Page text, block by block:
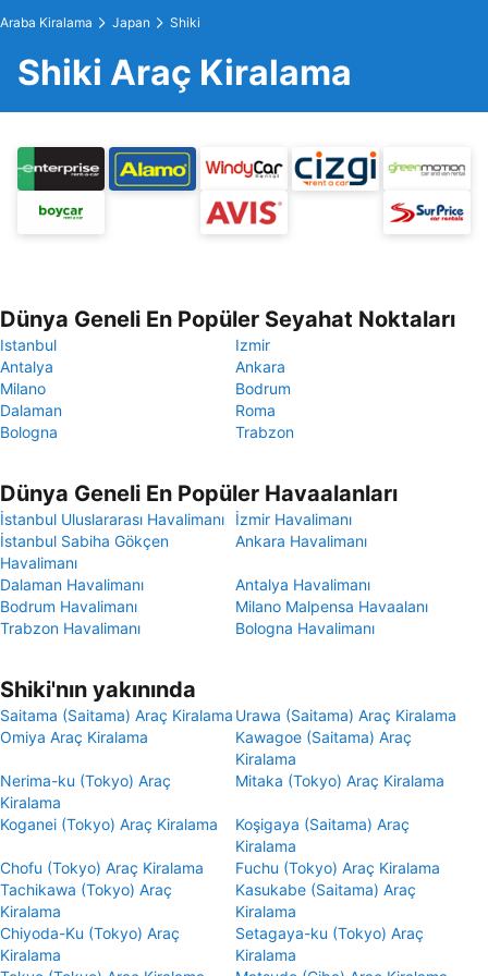
Araba Kiralama Japan Shiki
Shiki Araç Kiralama
Dünya Geneli En Popüler Seyahat Noktaları
Istanbul
Izmir
Antalya
Ankara
Milano
Bodrum
Dalaman
Roma
Bologna
Trabzon
Dünya Geneli En Popüler Havaalanları
İstanbul Uluslararası Havalimanı
İzmir Havalimanı
İstanbul Sabiha Gökçen
Havalimanı
Ankara Havalimanı
Dalaman Havalimanı
Antalya Havalimanı
Bodrum Havalimanı
Milano Malpensa Havaalanı
Trabzon Havalimanı
Bologna Havalimanı
Shiki'nın yakınında
Saitama (Saitama) Araç Kiralama Urawa (Saitama) Araç Kiralama
Omiya Araç Kiralama
Kawagoe (Saitama) Araç
Kiralama
Nerima-ku (Tokyo) Araç
Kiralama
Mitaka (Tokyo) Araç Kiralama
Koganei (Tokyo) Araç Kiralama
Koşigaya (Saitama) Araç
Kiralama
Chofu (Tokyo) Araç Kiralama
Fuchu (Tokyo) Araç Kiralama
Tachikawa (Tokyo) Araç
Kiralama
Kasukabe (Saitama) Araç
Kiralama
Chiyoda-Ku (Tokyo) Araç
Kiralama
Setagaya-ku (Tokyo) Araç
Kiralama